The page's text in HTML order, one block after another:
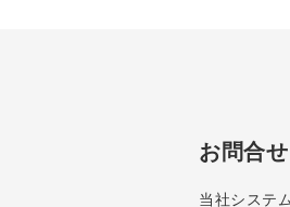
お問合
当社システ